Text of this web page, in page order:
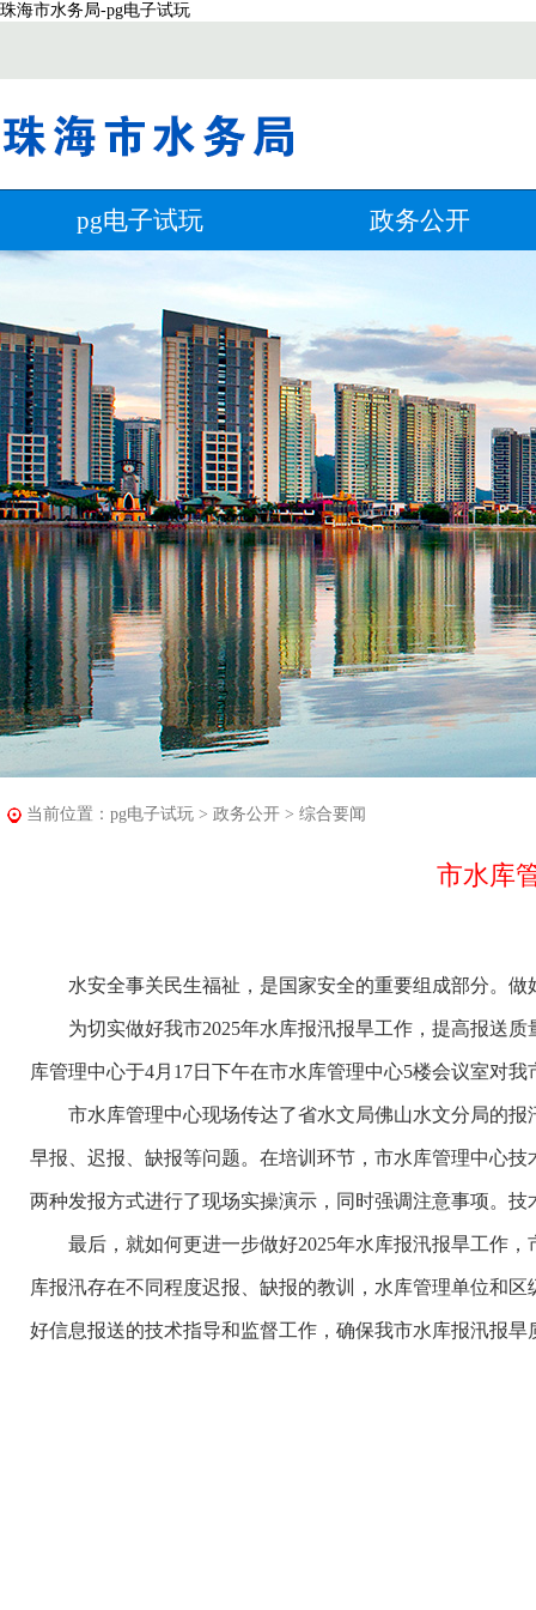
珠海市水务局-pg电子试玩
pg电子试玩 政务公开
当前位置： pg电子试玩 > 政务公开 > 综合要闻
市水库
水安全事关民生福祉，是国家安全的重要组成部分。做
为切实做好我市2025年水库报汛报旱工作，提高报送质
库管理中心于4月17日下午在市水库管理中心5楼会议室对
市水库管理中心现场传达了省水文局佛山水文分局的报
早报、迟报、缺报等问题。在培训环节，市水库管理中心
两种发报方式进行了现场实操演示，同时强调注意事项。
最后，就如何更进一步做好2025年水库报汛报旱工作，
库报汛存在不同程度迟报、缺报的教训，水库管理单位和
好信息报送的技术指导和监督工作，确保我市水库报汛报旱